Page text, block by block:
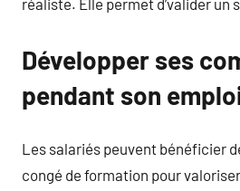
Développer ses
pendant son
Les salariés peuvent bénéficier
congé de formation pour